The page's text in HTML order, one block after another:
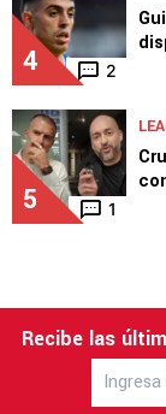
4 2
5 1
Recibe las